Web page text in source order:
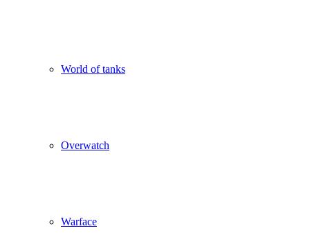
World of tanks
Overwatch
Warface